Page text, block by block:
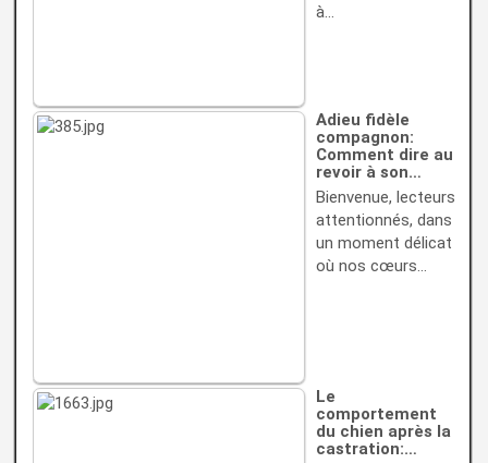
à…
Adieu fidèle
compagnon:
Comment dire au
revoir à son…
Bienvenue, lecteurs
attentionnés, dans
un moment délicat
où nos cœurs…
Le
comportement
du chien après la
castration:…